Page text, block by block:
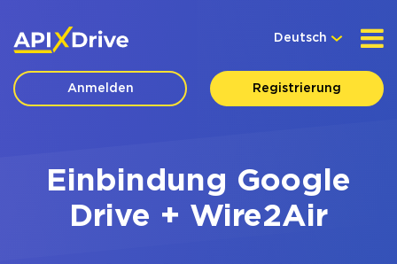
Deutsch
Anmelden Registrierung
Einbindung Google
Drive + Wire2Air